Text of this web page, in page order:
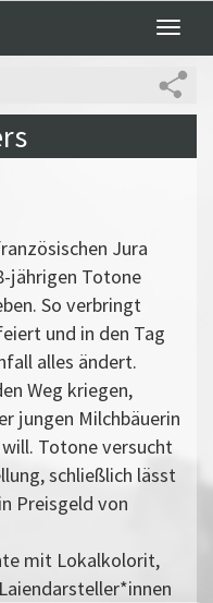
Toggle
Jura
jährigen Totone
So verbringt
und in den Tag
alles ändert.
Weg kriegen,
jungen Milchbäuerin
will. Totone versucht
schließlich lässt
Preisgeld von
mit Lokalkolorit,